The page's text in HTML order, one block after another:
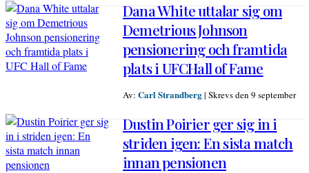
Dana White uttalar sig om
Demetrious Johnson
pensionering och framtida
plats i UFCHall of Fame
Av: Carl Strandberg| Skrevs den 9 september
Dustin Poirier ger sig in i
striden igen: En sista match
innan pensionen